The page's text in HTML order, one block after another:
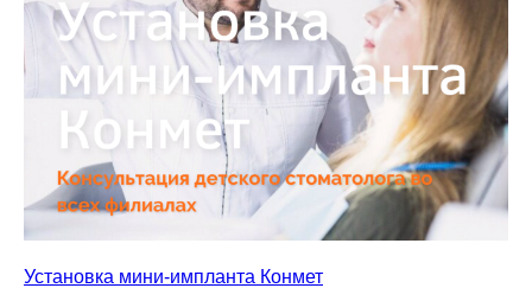
Установка мини-импланта Конмет